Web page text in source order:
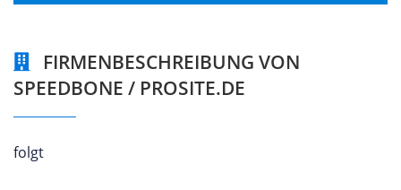
FIRMENBESCHREIBUNG VON
SPEEDBONE / PROSITE.DE
folgt